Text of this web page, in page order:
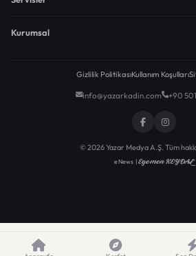
Kurumsal
Gizlilik PolitikasıKullanım Koşulları
info@yazarkadin.com +90
© 2026 Yazar Medya A.Ş. Tüm
eNews |Egemen KEYDAL